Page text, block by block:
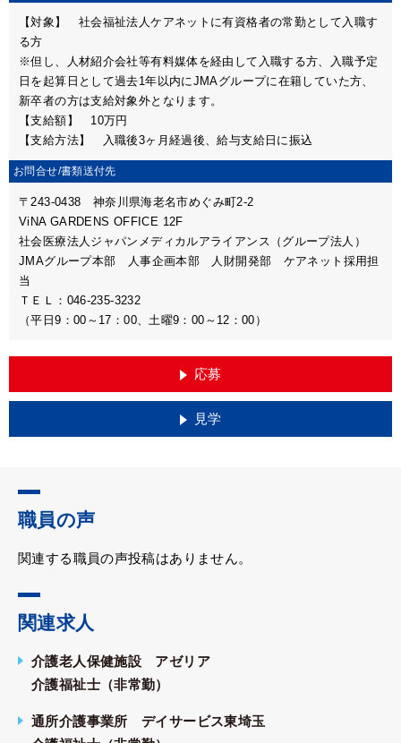
【対象】 社会福祉法人ケアネットに有資格者の常勤として入職す
る方
※但し、人材紹介会社等有料媒体を経由して入職する方、入職予定
日を起算日として過去1年以内にJMAグループに在籍していた方、
新卒者の方は支給対象外となります。
【支給額】 10万円
【支給方法】 入職後3ヶ月経過後、給与支給日に振込
お問合せ/書類送付先
〒243-0438 神奈川県海老名市めぐみ町2-2
ViNA GARDENS OFFICE 12F
社会医療法人ジャパンメディカルアライアンス（グループ法人）
JMAグループ本部 人事企画本部 人財開発部 ケアネット採用担
当
ＴＥＬ：046-235-3232
（平日9：00～17：00、土曜9：00～12：00）
応募
見学
職員の声
関連する職員の声投稿はありません。
関連求人
介護老人保健施設 アゼリア
介護福祉士（非常勤）
通所介護事業所 デイサービス東埼玉